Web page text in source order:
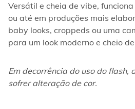
Versátil e cheia de vibe,
ou até em produções mais
baby looks, croppeds ou uma
para um look moderno e cheio
Em decorrência do uso do flash,
sofrer alteração de cor.